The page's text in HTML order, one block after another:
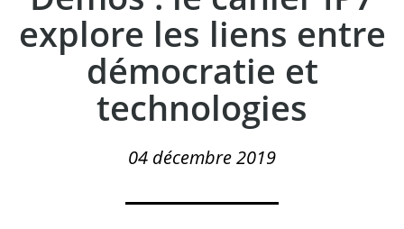
explore les liens entre
démocratie et
technologies
04 décembre 2019